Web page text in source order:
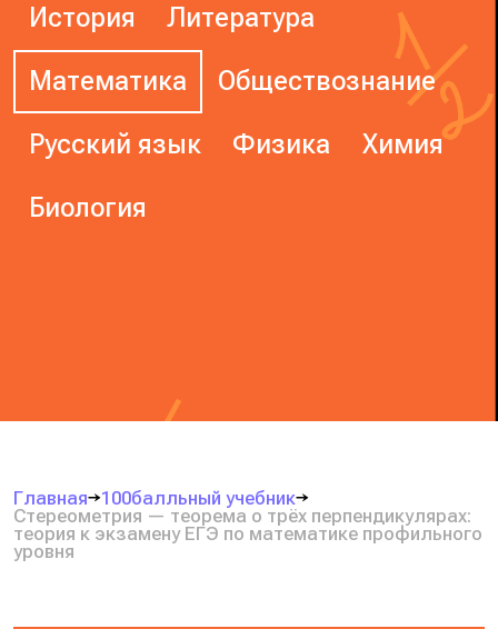
История Литература
Математика Обществознание
Русский язык Физика Химия
Биология
Главная
100балльный учебник
Стереометрия — теорема о трёх перпендикулярах:
теория к экзамену ЕГЭ по математике профильного
уровня